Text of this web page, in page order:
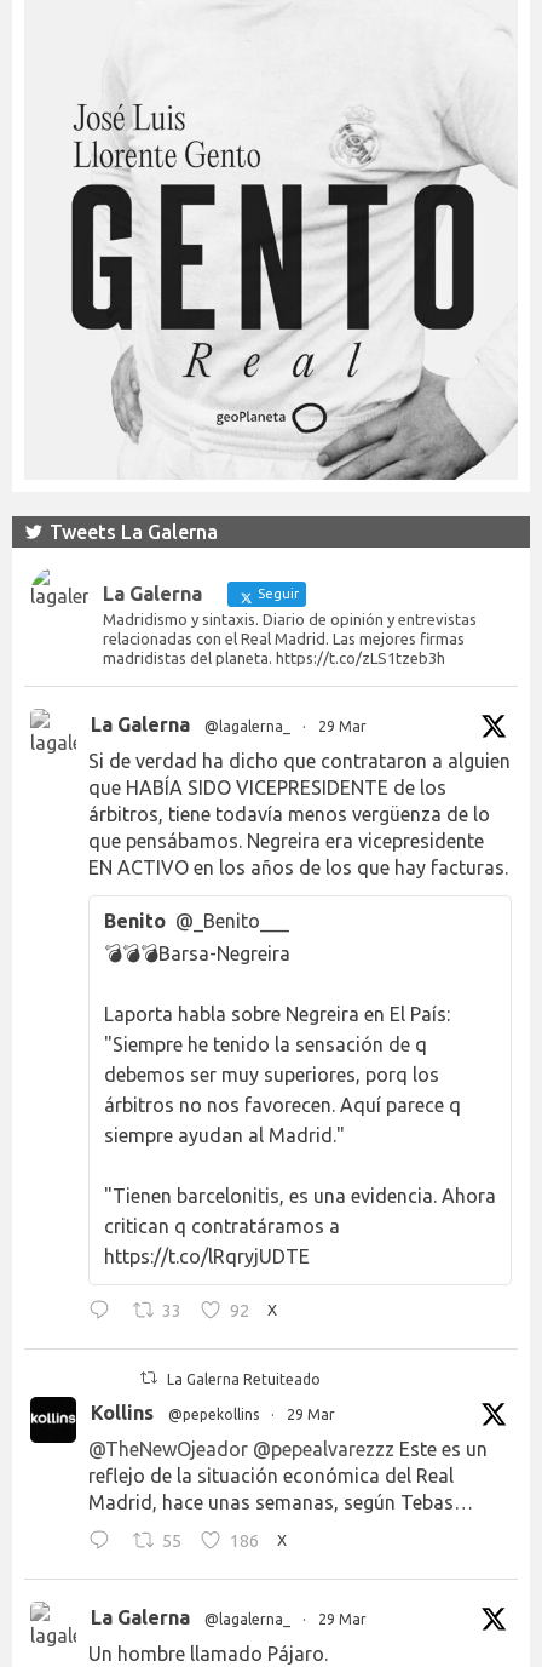
Tweets La Galerna
La Galerna Seguir
Madridismo y sintaxis. Diario de opinión y entrevistas
relacionadas con el Real Madrid. Las mejores firmas
madridistas del planeta. https://t.co/zLS1tzeb3h
La Galerna @lagalerna_ · 29 Mar
Si de verdad ha dicho que contrataron a alguien
que HABÍA SIDO VICEPRESIDENTE de los
árbitros, tiene todavía menos vergüenza de lo
que pensábamos. Negreira era vicepresidente
EN ACTIVO en los años de los que hay facturas.
Benito @_Benito___
💣💣💣Barsa-Negreira
Laporta habla sobre Negreira en El País:
"Siempre he tenido la sensación de q
debemos ser muy superiores, porq los
árbitros no nos favorecen. Aquí parece q
siempre ayudan al Madrid."
"Tienen barcelonitis, es una evidencia. Ahora
critican q contratáramos a
https://t.co/lRqryjUDTE
33 92 X
La Galerna Retuiteado
Kollins @pepekollins · 29 Mar
@TheNewOjeador @pepealvarezzz Este es un
reflejo de la situación económica del Real
Madrid, hace unas semanas, según Tebas…
55 186 X
La Galerna @lagalerna_ · 29 Mar
Un hombre llamado Pájaro.